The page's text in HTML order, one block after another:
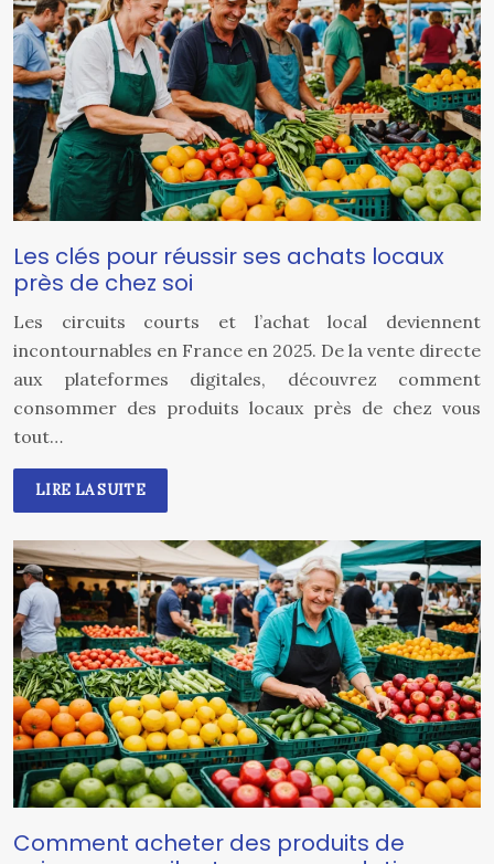
Les clés pour réussir ses achats locaux
près de chez soi
Les circuits courts et l’achat local deviennent
incontournables en France en 2025. De la vente directe
aux plateformes digitales, découvrez comment
consommer des produits locaux près de chez vous
tout…
LIRE LA SUITE
Comment acheter des produits de